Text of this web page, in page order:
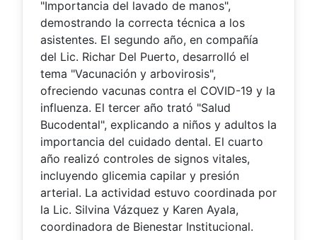
"Importancia del lavado de manos",
demostrando la correcta técnica a los
asistentes. El segundo año, en compañía
del Lic. Richar Del Puerto, desarrolló el
tema "Vacunación y arbovirosis",
ofreciendo vacunas contra el COVID-19 y la
influenza. El tercer año trató "Salud
Bucodental", explicando a niños y adultos la
importancia del cuidado dental. El cuarto
año realizó controles de signos vitales,
incluyendo glicemia capilar y presión
arterial. La actividad estuvo coordinada por
la Lic. Silvina Vázquez y Karen Ayala,
coordinadora de Bienestar Institucional.